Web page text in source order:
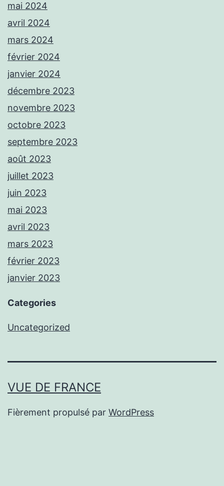
mai 2024
avril 2024
mars 2024
février 2024
janvier 2024
décembre 2023
novembre 2023
octobre 2023
septembre 2023
août 2023
juillet 2023
juin 2023
mai 2023
avril 2023
mars 2023
février 2023
janvier 2023
Categories
Uncategorized
VUE DE FRANCE
Fièrement propulsé par WordPress